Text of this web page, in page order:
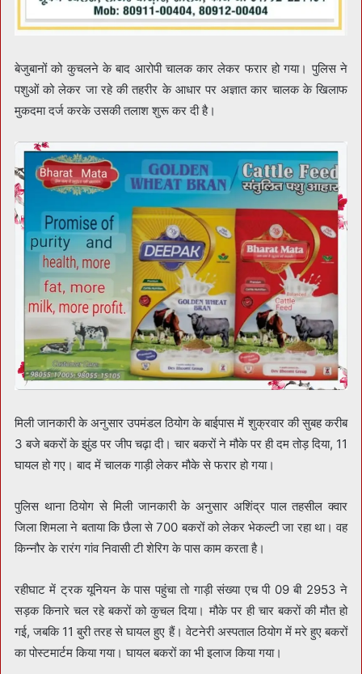
बेजुबानों को कुचलने के बाद आरोपी चालक कार लेकर फरार हो गया। पुलिस ने
पशुओं को लेकर जा रहे की तहरीर के आधार पर अज्ञात कार चालक के खिलाफ
मुकदमा दर्ज करके उसकी तलाश शुरू कर दी है।
मिली जानकारी के अनुसार उपमंडल ठियोग के बाईपास में शुक्रवार की सुबह करीब
3 बजे बकरों के झुंड पर जीप चढ़ा दी। चार बकरों ने मौके पर ही दम तोड़ दिया, 11
घायल हो गए। बाद में चालक गाड़ी लेकर मौके से फरार हो गया।
पुलिस थाना ठियोग से मिली जानकारी के अनुसार अशिंद्र पाल तहसील क्वार
जिला शिमला ने बताया कि छैला से 700 बकरों को लेकर भेकल्टी जा रहा था। वह
किन्नौर के रारंग गांव निवासी टी शेरिग के पास काम करता है।
रहीघाट में ट्रक यूनियन के पास पहुंचा तो गाड़ी संख्या एच पी 09 बी 2953 ने
सड़क किनारे चल रहे बकरों को कुचल दिया। मौके पर ही चार बकरों की मौत हो
गई, जबकि 11 बुरी तरह से घायल हुए हैं। वेटनेरी अस्पताल ठियोग में मरे हुए बकरों
का पोस्टमार्टम किया गया। घायल बकरों का भी इलाज किया गया।